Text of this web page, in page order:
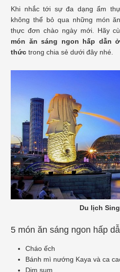
Khi nhắc tới sự đa dạng ẩm
không thể bỏ qua những món
thực đơn chào ngày mới. Hãy
món ăn sáng ngon hấp dẫn
thức trong chia sẻ dưới đây nhé.
Du lịch
5 món ăn sáng ngon hấp
Cháo ếch
Bánh mì nướng Kaya và ca
Dim sum